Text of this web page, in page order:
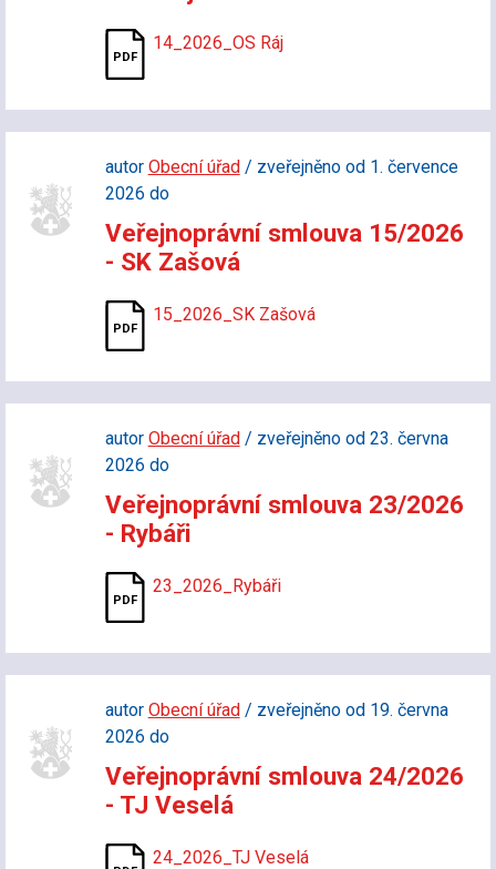
14_2026_OS Ráj
autor Obecní úřad/ zveřejněno od 1. července
2026 do
Veřejnoprávní smlouva 15/2026
- SK Zašová
15_2026_SK Zašová
autor Obecní úřad/ zveřejněno od 23. června
2026 do
Veřejnoprávní smlouva 23/2026
- Rybáři
23_2026_Rybáři
autor Obecní úřad/ zveřejněno od 19. června
2026 do
Veřejnoprávní smlouva 24/2026
- TJ Veselá
24_2026_TJ Veselá